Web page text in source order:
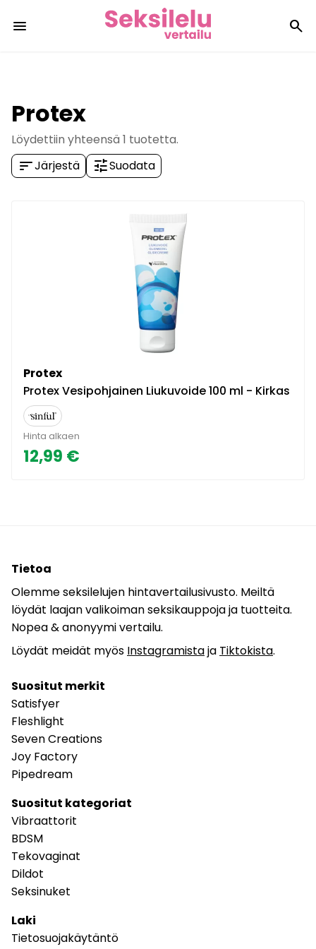
menu search
Protex
Löydettiin yhteensä 1 tuotetta.
sortJärjestä tuneSuodata
Protex
Protex Vesipohjainen Liukuvoide 100 ml - Kirkas
Hinta alkaen
12,99 €
Tietoa
Olemme seksilelujen hintavertailusivusto. Meiltä
löydät laajan valikoiman seksikauppoja ja tuotteita.
Nopea & anonyymi vertailu.
Löydät meidät myös Instagramistaja Tiktokista.
Suositut merkit
Satisfyer
Fleshlight
Seven Creations
Joy Factory
Pipedream
Suositut kategoriat
Vibraattorit
BDSM
Tekovaginat
Dildot
Seksinuket
Laki
Tietosuojakäytäntö